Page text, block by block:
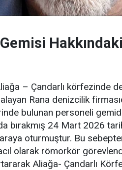
– Çandarlı körfezinde
Rana denizcilik
bulunan personeli
bırakmış 24 Mart 2026
oturmuştur. Bu
olarak römorkör
Aliağa- Çandarlı